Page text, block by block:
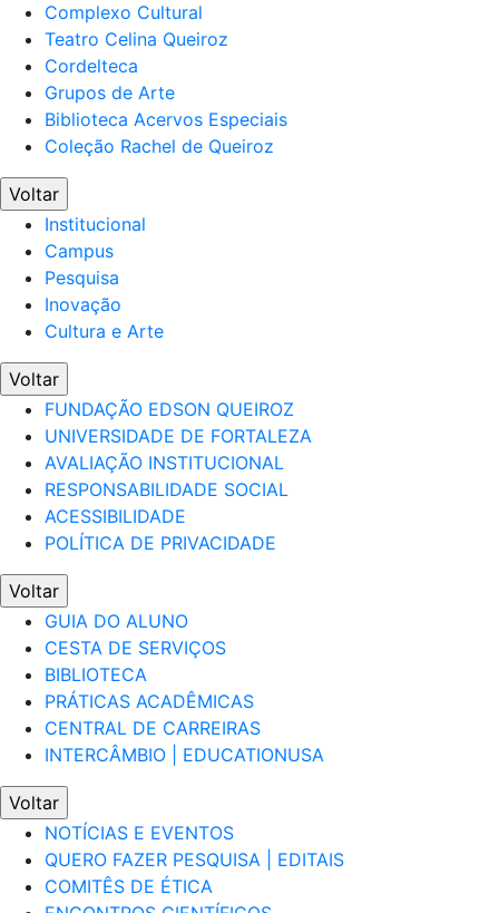
Complexo Cultural
Teatro Celina Queiroz
Cordelteca
Grupos de Arte
Biblioteca Acervos Especiais
Coleção Rachel de Queiroz
Voltar
Institucional
Campus
Pesquisa
Inovação
Cultura e Arte
Voltar
FUNDAÇÃO EDSON QUEIROZ
UNIVERSIDADE DE FORTALEZA
AVALIAÇÃO INSTITUCIONAL
RESPONSABILIDADE SOCIAL
ACESSIBILIDADE
POLÍTICA DE PRIVACIDADE
Voltar
GUIA DO ALUNO
CESTA DE SERVIÇOS
BIBLIOTECA
PRÁTICAS ACADÊMICAS
CENTRAL DE CARREIRAS
INTERCÂMBIO | EDUCATIONUSA
Voltar
NOTÍCIAS E EVENTOS
QUERO FAZER PESQUISA | EDITAIS
COMITÊS DE ÉTICA